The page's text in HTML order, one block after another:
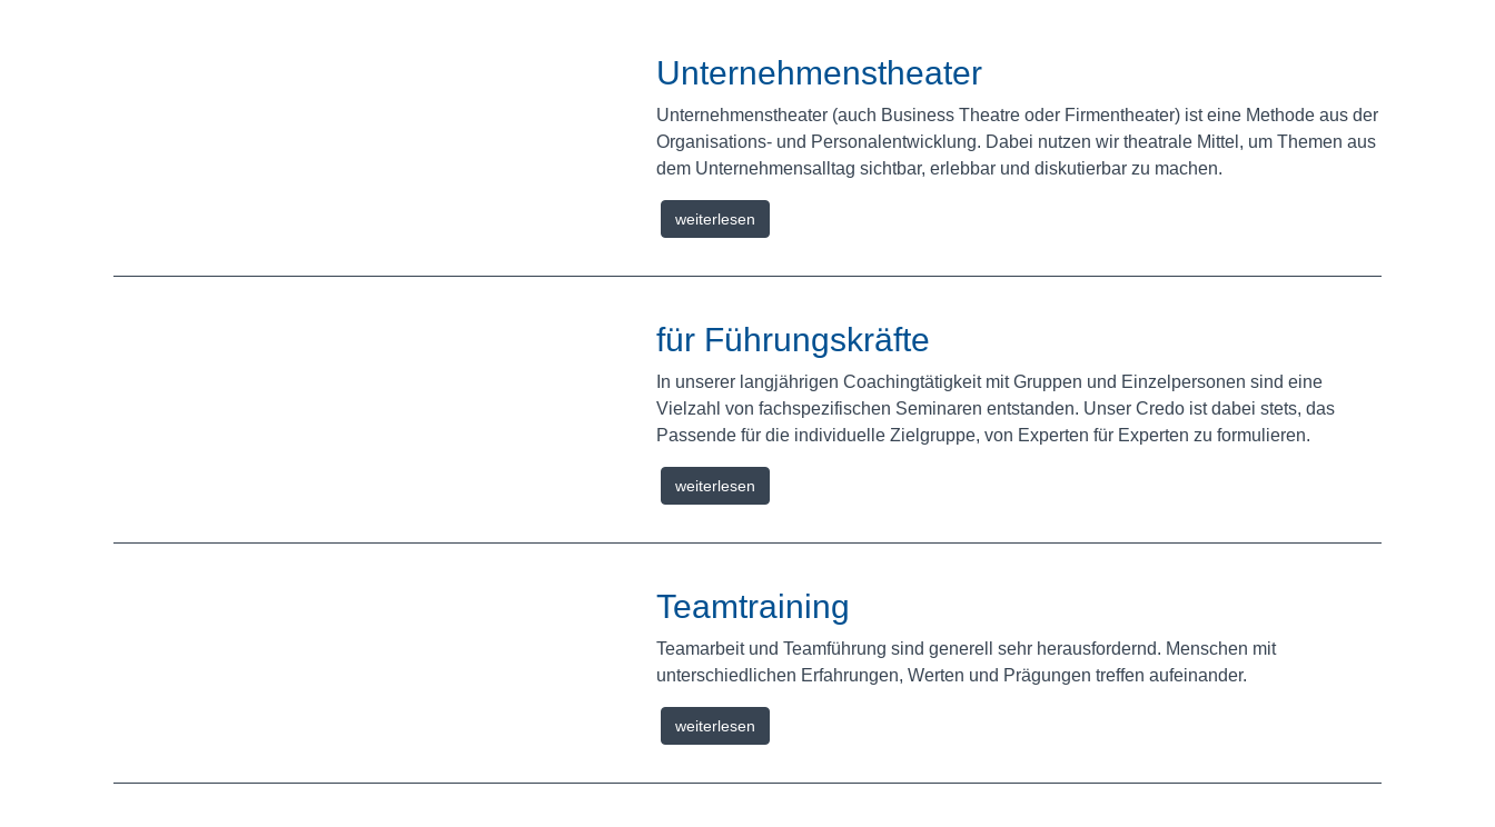
Unternehmenstheater
Unternehmenstheater (auch Business Theatre oder Firmentheater) ist eine Methode aus der
Organisations- und Personalentwicklung. Dabei nutzen wir theatrale Mittel, um Themen aus
dem Unternehmensalltag sichtbar, erlebbar und diskutierbar zu machen.
weiterlesen
für Führungskräfte
In unserer langjährigen Coachingtätigkeit mit Gruppen und Einzelpersonen sind eine
Vielzahl von fachspezifischen Seminaren entstanden. Unser Credo ist dabei stets, das
Passende für die individuelle Zielgruppe, von Experten für Experten zu formulieren.
weiterlesen
Teamtraining
Teamarbeit und Teamführung sind generell sehr herausfordernd. Menschen mit
unterschiedlichen Erfahrungen, Werten und Prägungen treffen aufeinander.
weiterlesen